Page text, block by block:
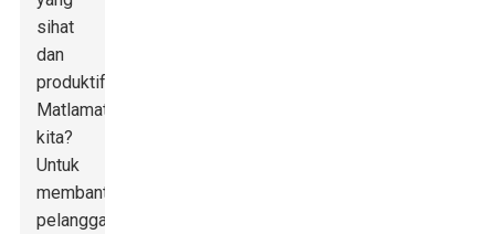
sihat
dan
produktif.
Matlamat
kita?
Untuk
membantu
pelanggan